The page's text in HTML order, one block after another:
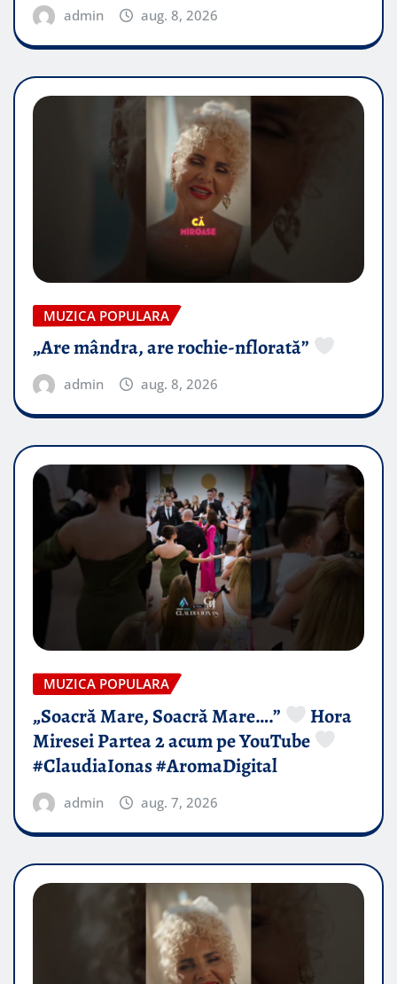
admin aug. 8, 2026
MUZICA POPULARA
„Are mândra, are rochie-nflorată”
admin aug. 8, 2026
MUZICA POPULARA
„Soacră Mare, Soacră Mare….”
Hora
Miresei Partea 2 acum pe YouTube
#ClaudiaIonas #AromaDigital
admin aug. 7, 2026